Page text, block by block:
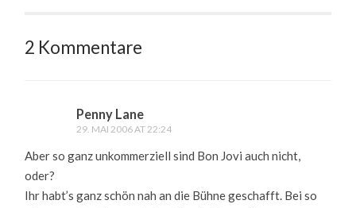
2 Kommentare
Penny Lane
29. MAI 2006 AT 22:24
Aber so ganz unkommerziell sind Bon Jovi auch nicht,
oder?
Ihr habt’s ganz schön nah an die Bühne geschafft. Bei so